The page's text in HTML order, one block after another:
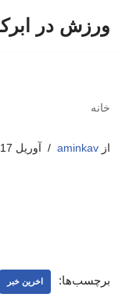
ورزش در
خانه
از aminkav آوریل 17, 2026
برچسب‌ها: اخرین خبر